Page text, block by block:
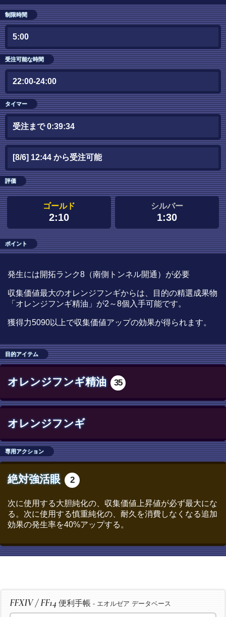
制限時間
5:00
受注可能な時間
22:00-24:00
タイマー
受注まで 0:39:33
[8/6] 12:44 から受注可能
評価
ゴールド
2:10
シルバー
1:30
ポイント
発生には開拓ランク8（南側トンネル開通）が必要
収集価値最大のオレンジフンギからは、目的の精選成果物
「オレンジフンギ精油」が2～8個入手可能です。
獲得力5090以上で収集価値アップの効果が得られます。
目的アイテム
オレンジフンギ精油 35
オレンジフンギ
専用アクション
絶対強活眼 2
次に使用する大胆純化の、収集価値上昇値が必ず最大にな
る。次に使用する慎重純化の、耐久を消費しなくなる追加
効果の発生率を40%アップする。
FFXIV / FF14 便利手帳 - エオルゼア データベース